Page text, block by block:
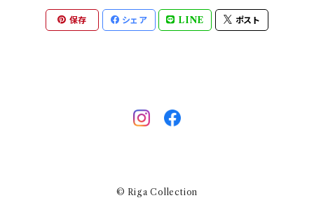
保存 シェア LINE ポスト
© Riga Collection